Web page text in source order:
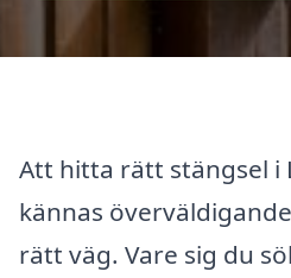
Att hitta rätt stängsel i
kännas
rätt väg. Vare sig du